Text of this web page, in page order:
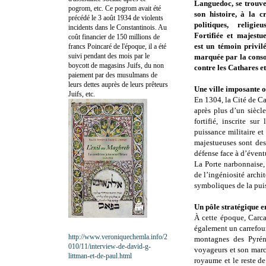
Languedoc, se
son histoire, à la
politiques,
Fortifiée et
est un témoin
marquée par la
contre les Cathares
Une ville imposante
En 1304, la Cité de
après plus d’un
fortifié, inscrite sur
puissance militaire et
majestueuses sont
défense face à
La Porte
de l’ingéniosité
symboliques de la
Un pôle stratégique
À cette époque,
également un
montagnes des
voyageurs et son
royaume et le reste
pogrom, etc. Ce pogrom avait été
précédé le 3 août 1934 de violents
incidents dans le Constantinois. Au
coût financier de 150 millions de
francs Poincaré de l'époque, il a été
suivi pendant des mois par le
boycott de magasins Juifs, du non
paiement par des musulmans de
leurs dettes auprès de leurs prêteurs
Juifs, etc.
http://www.veroniquechemla.info/2
010/11/interview-de-david-g-
littman-et-de-paul.html